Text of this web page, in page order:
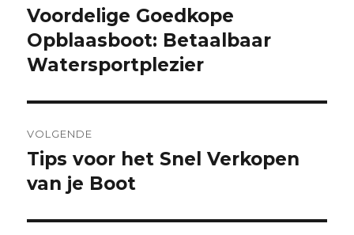
Vorige
bericht:
Voordelige Goedkope
Opblaasboot: Betaalbaar
Watersportplezier
VOLGENDE
Volgende
bericht:
Tips voor het Snel Verkopen
van je Boot